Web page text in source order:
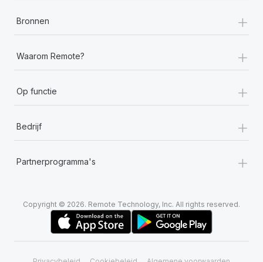
Bronnen +
Waarom Remote? +
Op functie +
Bedrijf +
Partnerprogramma's +
Copyright © 2026. Remote Technology, Inc. All rights reserved.